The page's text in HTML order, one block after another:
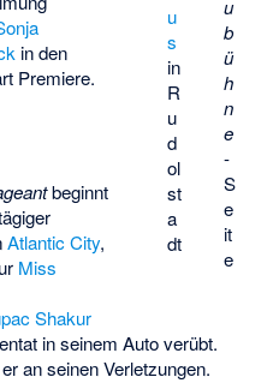
u
b
ü
h
n
e
-
S
e
it
e
u
s
in
R
u
d
ol
st
a
dt
in den
Premiere.
beginnt
Atlantic City,
Miss
Shakur
in seinem Auto verübt.
an seinen Verletzungen.